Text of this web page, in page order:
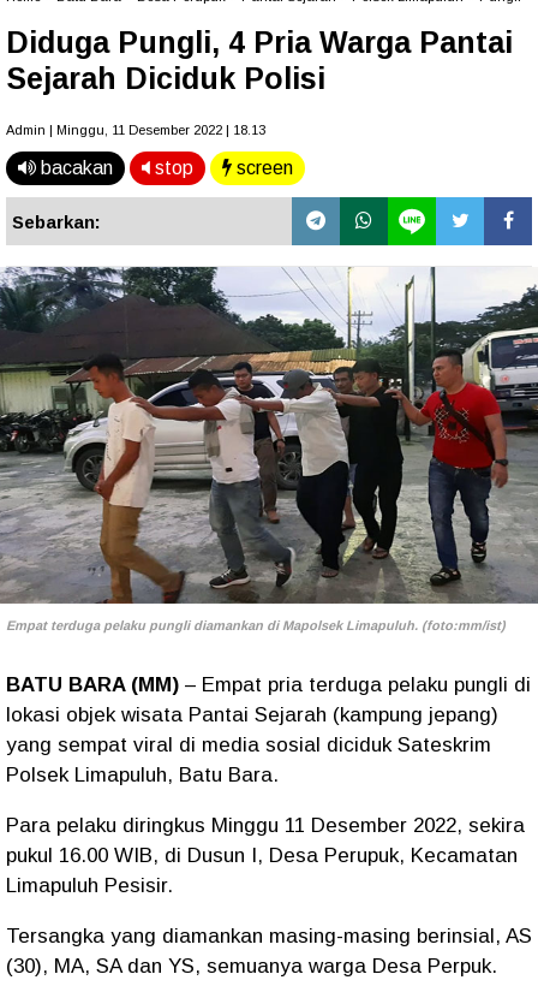
Diduga Pungli, 4 Pria Warga Pantai
Sejarah Diciduk Polisi
Admin | Minggu, 11 Desember 2022 | 18.13
bacakan stop screen
Sebarkan:
Empat terduga pelaku pungli diamankan di Mapolsek Limapuluh. (foto:mm/ist)
BATU BARA (MM) – Empat pria terduga pelaku pungli di
lokasi objek wisata Pantai Sejarah (kampung jepang)
yang sempat viral di media sosial diciduk Sateskrim
Polsek Limapuluh, Batu Bara.
Para pelaku diringkus Minggu 11 Desember 2022, sekira
pukul 16.00 WIB, di Dusun I, Desa Perupuk, Kecamatan
Limapuluh Pesisir.
Tersangka yang diamankan masing-masing berinsial, AS
(30), MA, SA dan YS, semuanya warga Desa Perpuk.